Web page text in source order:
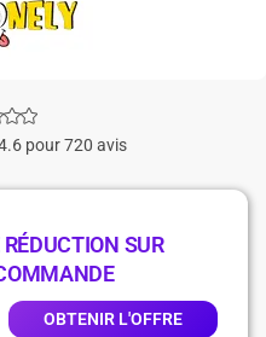
pour 720 avis
SUR
OBTENIR L'OFFRE